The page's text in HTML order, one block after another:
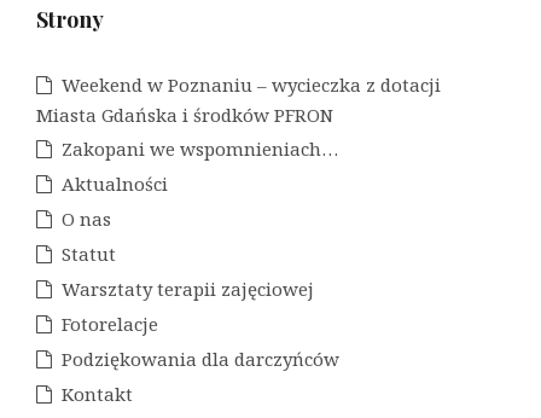
Strony
Weekend w Poznaniu – wycieczka z dotacji
Miasta Gdańska i środków PFRON
Zakopani we wspomnieniach…
Aktualności
O nas
Statut
Warsztaty terapii zajęciowej
Fotorelacje
Podziękowania dla darczyńców
Kontakt